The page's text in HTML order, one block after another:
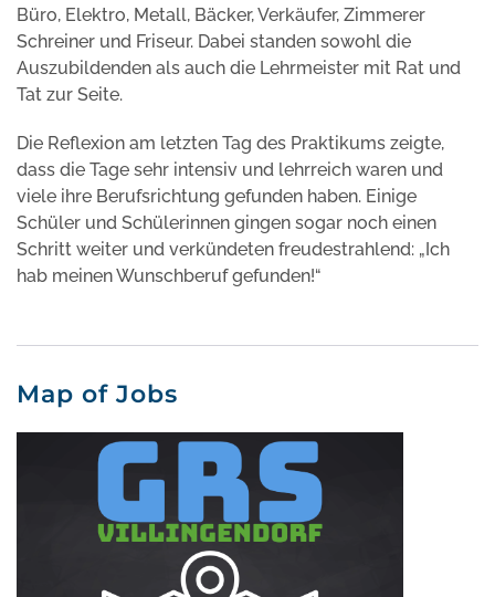
Büro, Elektro, Metall, Bäcker, Verkäufer, Zimmerer
Schreiner und Friseur. Dabei standen sowohl die
Auszubildenden als auch die Lehrmeister mit Rat und
Tat zur Seite.
Die Reflexion am letzten Tag des Praktikums zeigte,
dass die Tage sehr intensiv und lehrreich waren und
viele ihre Berufsrichtung gefunden haben. Einige
Schüler und Schülerinnen gingen sogar noch einen
Schritt weiter und verkündeten freudestrahlend: „Ich
hab meinen Wunschberuf gefunden!“
Map of Jobs